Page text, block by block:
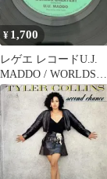
¥ 1,700
レゲエ レコードU.J.
MADDO / WORLDS
GREATEST